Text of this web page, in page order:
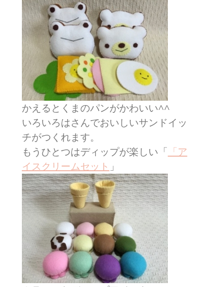
かえるとくまのパンがかわいい^^
いろいろはさんでおいしいサンドイッ
チがつくれます。
もうひとつはディップが楽しい「 「ア
イスクリームセット 」